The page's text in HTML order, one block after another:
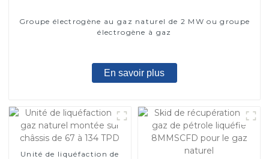
Groupe électrogène au gaz naturel de 2 MW ou groupe
électrogène à gaz
En savoir plus
Unité de liquéfaction de